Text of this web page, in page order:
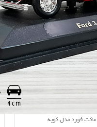
ماکت فورد مدل کوپه